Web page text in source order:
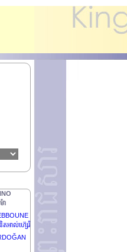
គ្គ
គម
គ
ចាំនៅ
ត្ថភាពនៃ
រចាំ
ា
តអាល់ហ៊្សេរី